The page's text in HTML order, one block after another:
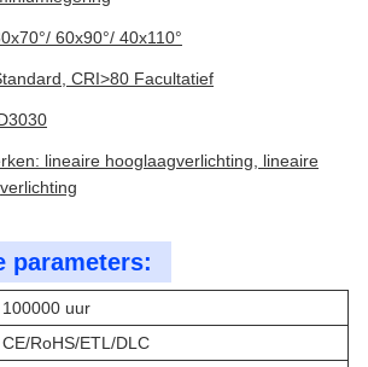
60x90°/ 40x110°
CRI>80 Facultatief
lineaire hooglaagverlichting, lineaire
parameters:
100000 uur
CE/RoHS/ETL/DLC